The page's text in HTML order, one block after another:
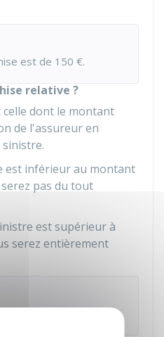
est de 150 €.
relative ?
dont le montant
de l'assureur en
est inférieur au montant
pas du tout
est supérieur à
serez entièrement